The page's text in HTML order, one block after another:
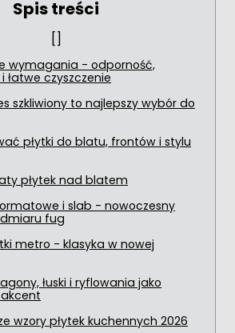
[]
wymagania - odporność,
łatwe czyszczenie
szkliwiony to najlepszy wybór do
płytki do blatu, frontów i stylu
płytek nad blatem
i slab - nowoczesny
fug
metro - klasyka w nowej
łuski i ryflowania jako
wzory płytek kuchennych 2026